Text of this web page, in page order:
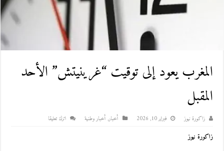
المغرب يعود إلى توقيت “غرينيتش” الأحد
المقبل
زاكورة نيوز فبراير 10, 2026 أخبار, أخبار وطنية اترك تعليقا
زاكورة نيوز